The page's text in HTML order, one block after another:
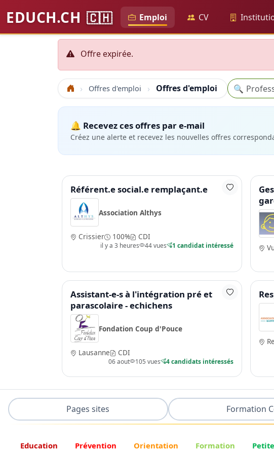
EDUCH.CH 🇨🇭 Emploi CV
Offre expirée.
Accueil Offres d'emploi Offres d'emploi Recherche
🔍
🔔 Recevez ces offres par e-mail
Créez une alerte et recevez les nouvelles offres
Référent.e social.e remplaçant.e
Association Althys
Crissier 100% CDI
il y a 3 heures 44 vues 1 candidat intéressé
Assistant-e-s à l'intégration pré et
parascolaire - echichens
Fondation Coup d'Pouce
Lausanne CDI
06 aout 105 vues 4 candidats intéressés
Pages sites Formation
Education Prévention Orientation Formation